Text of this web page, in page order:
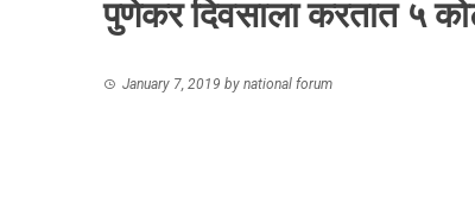
पुणेकर दिवसाला करतात ५
January 7, 2019 by national forum